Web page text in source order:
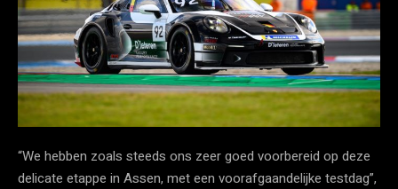
“We hebben zoals steeds ons zeer goed voorbereid op deze
delicate etappe in Assen, met een voorafgaandelijke testdag”,